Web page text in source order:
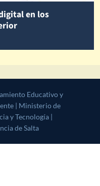
en los
Educativo y Desarrollo
Cultura, Ciencia y
de Salta|CoverNews